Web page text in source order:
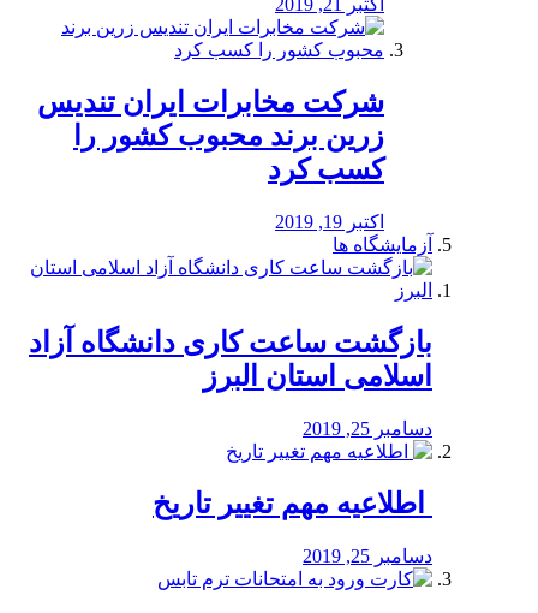
اکتبر 21, 2019
شرکت مخابرات ایران تندیس
زرین برند محبوب کشور را
کسب کرد
اکتبر 19, 2019
آزمایشگاه ها
بازگشت ساعت کاری دانشگاه آزاد
اسلامی استان البرز
دسامبر 25, 2019
️ اطلاعیه مهم تغییر تاریخ
دسامبر 25, 2019